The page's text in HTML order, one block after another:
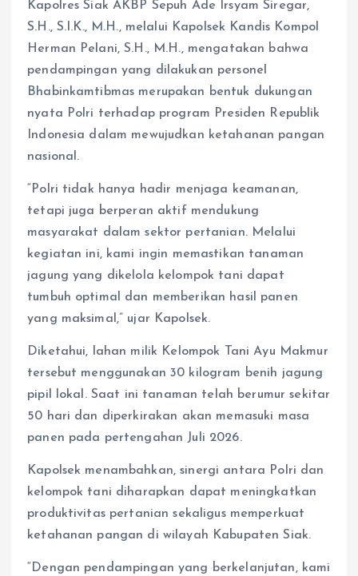
Kapolres Siak AKBP Sepuh Ade Irsyam Siregar,
S.H., S.I.K., M.H., melalui Kapolsek Kandis Kompol
Herman Pelani, S.H., M.H., mengatakan bahwa
pendampingan yang dilakukan personel
Bhabinkamtibmas merupakan bentuk dukungan
nyata Polri terhadap program Presiden Republik
Indonesia dalam mewujudkan ketahanan pangan
nasional.
“Polri tidak hanya hadir menjaga keamanan,
tetapi juga berperan aktif mendukung
masyarakat dalam sektor pertanian. Melalui
kegiatan ini, kami ingin memastikan tanaman
jagung yang dikelola kelompok tani dapat
tumbuh optimal dan memberikan hasil panen
yang maksimal,” ujar Kapolsek.
Diketahui, lahan milik Kelompok Tani Ayu Makmur
tersebut menggunakan 30 kilogram benih jagung
pipil lokal. Saat ini tanaman telah berumur sekitar
50 hari dan diperkirakan akan memasuki masa
panen pada pertengahan Juli 2026.
Kapolsek menambahkan, sinergi antara Polri dan
kelompok tani diharapkan dapat meningkatkan
produktivitas pertanian sekaligus memperkuat
ketahanan pangan di wilayah Kabupaten Siak.
“Dengan pendampingan yang berkelanjutan, kami